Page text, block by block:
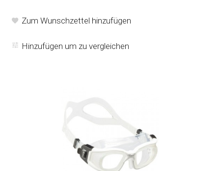
Zum Wunschzettel hinzufügen
Hinzufügen um zu vergleichen